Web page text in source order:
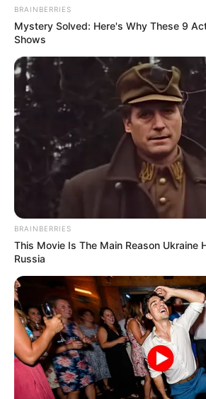
8 Kata Lucu Seputar Malam
Minggu ala Jomblo yang Bikin
Ngenes
10 Desain Kanopi Tempat
Tidur, Serasa Beristirahat di
Kamar Raja
BRAINBERRIES
Mystery Solved: Here's Why These 9
Shows
BRAINBERRIES
This Movie Is The Main Reason Ukraine
Russia